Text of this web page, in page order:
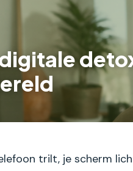
trilt, je scherm